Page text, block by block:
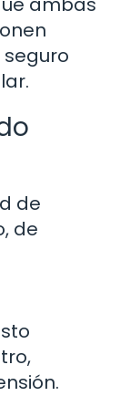
de
de